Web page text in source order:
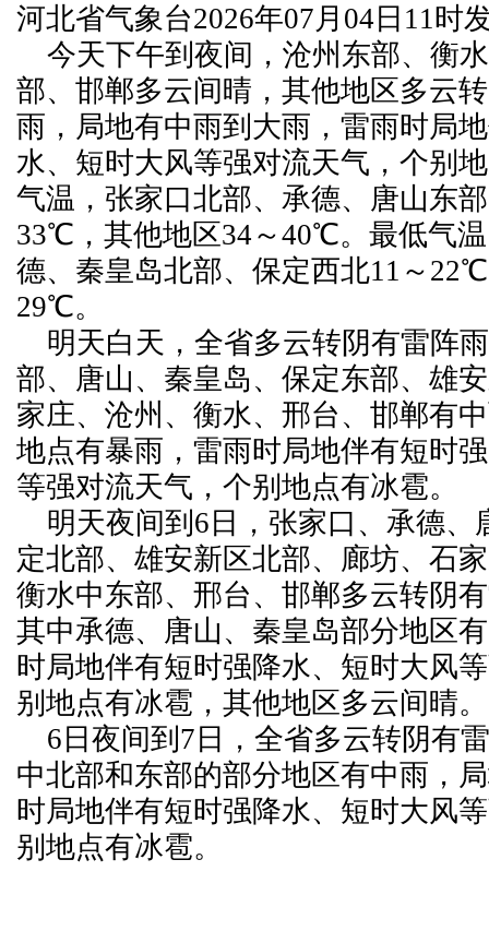
河北省气象台2026年07月04日11时
今天下午到夜间，沧州东部、衡
部、邯郸多云间晴，其他地区多云
雨，局地有中雨到大雨，雷雨时局
水、短时大风等强对流天气，个别
气温，张家口北部、承德、唐山东
33℃，其他地区34～40℃。最低气
德、秦皇岛北部、保定西北11～
29℃。
明天白天，全省多云转阴有雷阵
部、唐山、秦皇岛、保定东部、雄
家庄、沧州、衡水、邢台、邯郸有
地点有暴雨，雷雨时局地伴有短时
等强对流天气，个别地点有冰雹。
明天夜间到6日，张家口、承德、
定北部、雄安新区北部、廊坊、石
衡水中东部、邢台、邯郸多云转阴
其中承德、唐山、秦皇岛部分地区
时局地伴有短时强降水、短时大风
别地点有冰雹，其他地区多云间晴。
6日夜间到7日，全省多云转阴有
中北部和东部的部分地区有中雨，
时局地伴有短时强降水、短时大风
别地点有冰雹。